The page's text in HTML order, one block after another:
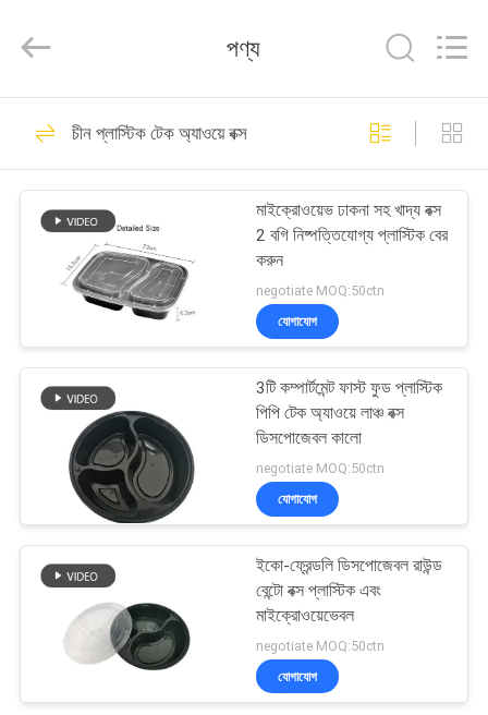
পণ্য
আমাদের
সম্পর্কে
কারখানা
ভ্রমণ
যোগাযোগ
খবর
Export
All
Reserved.
ডিসপোজেবল বাঁশের
চপস্টিকস
204
নিষ্পত্তিযোগ্য
বায়োডিগ্রেডেবল কাটলারি
51
বায়োডিগ্রেডেবল টেক
অ্যাওয়ে বক্স
পণ্য
চীন প্লাস্টিক টেক অ্যাওয়ে বক্স
মাইক্রোওয়েভ ঢাকনা সহ খাদ্য বক্স
2 বগি নিষ্পত্তিযোগ্য প্লাস্টিক বের
করুন
negotiate MOQ:50ctn
যোগাযোগ
3টি কম্পার্টমেন্ট ফাস্ট ফুড প্লাস্টিক
পিপি টেক অ্যাওয়ে লাঞ্চ বক্স
ডিসপোজেবল কালো
negotiate MOQ:50ctn
যোগাযোগ
ইকো-ফ্রেন্ডলি ডিসপোজেবল রাউন্ড
বেন্টো বক্স প্লাস্টিক এবং
মাইক্রোওয়েভেবল
negotiate MOQ:50ctn
যোগাযোগ